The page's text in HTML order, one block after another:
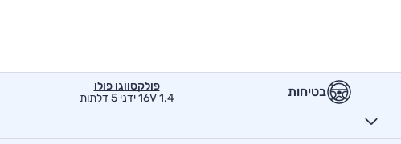
בטיחות
פולקסווגן פולו
1.4 16V ידני 5 דלתות